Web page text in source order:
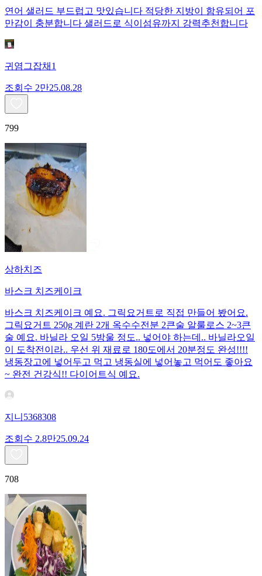
연어 샐러드 부드럽고 맛있습니다 적당한 지방이 함유되어 포
만감이 충분합니다 샐러드로 식이섬유까지 강력추천합니다
귀염그잡채1
조회수 2만25.08.28
799
상하치즈
바스크 치즈케이크
바스크 치즈케이크 예요. 그릭요거트로 직접 만들어 봤어요.
그릭요거트 250g 계란 2개 옥수수전분 2큰술 알룰로스 2~3큰
술 예요. 바닐라 오일 5방울 정도.. 넣어야 하는데.. 바닐라오일
이 도착전이라.. 우선 위 재료로 180도에서 20분정도 완성!!!!
냉동장고에 넣어두고 먹고 냉동실에 넣어놓고 먹어도 좋아요
~ 완전 건강식!! 다이어트식 예요.
지니5368308
조회수 2.8만25.09.24
708